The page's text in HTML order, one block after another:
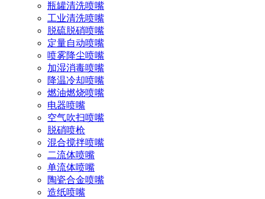
瓶罐清洗喷嘴
工业清洗喷嘴
脱硫脱硝喷嘴
定量自动喷嘴
喷雾降尘喷嘴
加湿消毒喷嘴
降温冷却喷嘴
燃油燃烧喷嘴
电器喷嘴
空气吹扫喷嘴
脱硝喷枪
混合搅拌喷嘴
二流体喷嘴
单流体喷嘴
陶瓷合金喷嘴
造纸喷嘴
3、可调球形喷嘴提供空心锥形、实心锥形、扇形三种
喷雾模式
4、它是靠直接连接球形喷头或通过螺纹球、快拆球间
接连接喷头而形成多系列，您可以快速精确地调整喷头
的喷射方向，使它总处在极佳的工作状态
5、可调球形喷嘴的喷头拆卸非常快速。可以不用任何
工具，直接用手旋下。从喷嘴体中拆下球形喷头、螺纹
球或快拆球便可插入新的喷头
性能参数